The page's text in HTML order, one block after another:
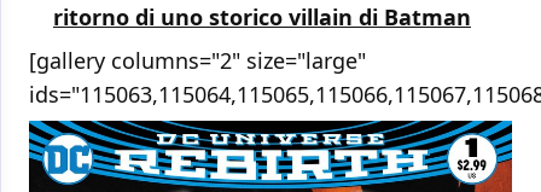
ritorno di uno storico villain di Batman
[gallery columns="2" size="large"